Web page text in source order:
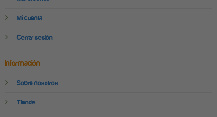
Mi cuenta
Cerrar sesión
Información
Sobre nosotros
Tienda